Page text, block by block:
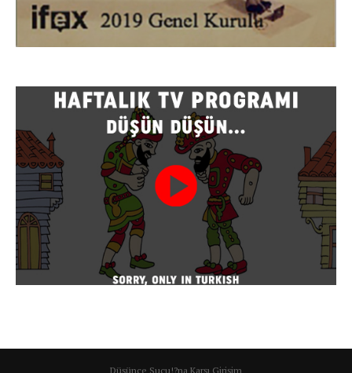
Düşünce Suçu!?na Karşı Girişim